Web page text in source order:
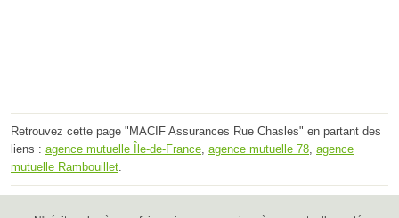
Retrouvez cette page "MACIF Assurances Rue Chasles" en partant des
liens : agence mutuelle Île-de-France, agence mutuelle 78, agence
mutuelle Rambouillet.